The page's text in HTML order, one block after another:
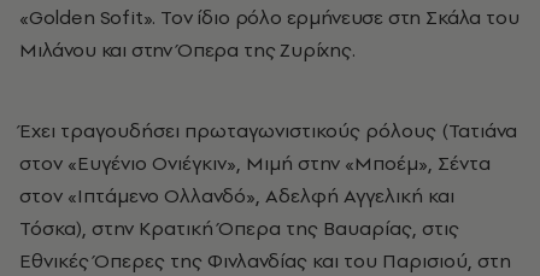
«Golden Sofit». Τον ίδιο ρόλο ερμήνευσε στη Σκάλα του
Μιλάνου και στην Όπερα της Ζυρίχης.
Έχει τραγουδήσει πρωταγωνιστικούς ρόλους (Τατιάνα
στον «Eυγένιο Ονιέγκιν», Μιμή στην «Μποέμ», Σέντα
στον «Ιπτάμενο Ολλανδό», Αδελφή Αγγελική και
Τόσκα), στην Κρατική Όπερα της Βαυαρίας, στις
Εθνικές Όπερες της Φινλανδίας και του Παρισιού, στη